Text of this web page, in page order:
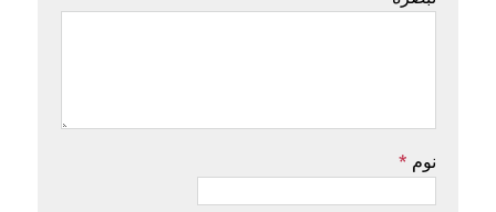
نوم *